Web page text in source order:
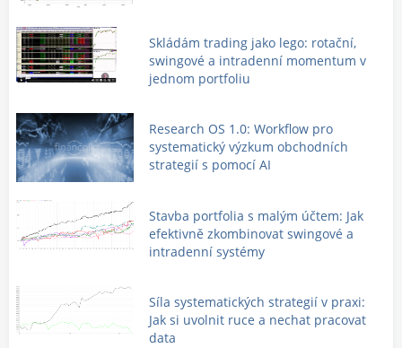
Skládám trading jako lego: rotační,
swingové a intradenní momentum v
jednom portfoliu
Research OS 1.0: Workflow pro
systematický výzkum obchodních
strategií s pomocí AI
Stavba portfolia s malým účtem: Jak
efektivně zkombinovat swingové a
intradenní systémy
Síla systematických strategií v praxi:
Jak si uvolnit ruce a nechat pracovat
data